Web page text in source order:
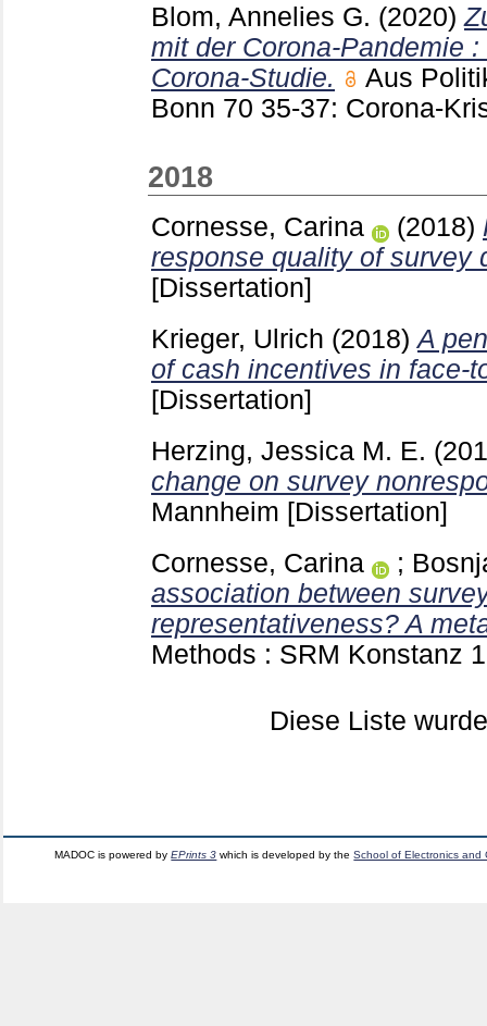
Blom, Annelies G. (2020)
mit der Corona-Pandemie
Corona-Studie.
Aus
Bonn 70 35-37: Corona-
2018
Cornesse, Carina (2018)
response quality of survey
[Dissertation]
Krieger, Ulrich (2018)A
of cash incentives in face-
[Dissertation]
Herzing, Jessica M. E.
change on survey
Mannheim [Dissertation]
Cornesse, Carina
;
association between
representativeness? A
Methods : SRM Konstanz
Diese Liste
MADOC is powered byEPrints 3 which is developed by theSchool of Electronics and